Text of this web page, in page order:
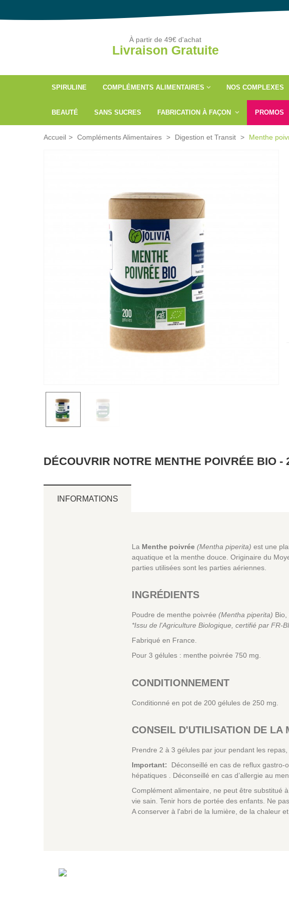
À partir de 49€ d'achat
Livraison Gratuite
SPIRULINE COMPLÉMENTS ALIMENTAIRES NOS COMPLEXES
BEAUTÉ SANS SUCRES FABRICATION À FAÇON PROMOS
Accueil > Compléments Alimentaires > Digestion et Transit > Menthe
DÉCOUVRIR NOTRE MENTHE POIVRÉE BIO -
INFORMATIONS
La Menthe poivrée (Mentha piperita) est une
aquatique et la menthe douce. Originaire du
parties utilisées sont les parties aériennes.
INGRÉDIENTS
Poudre de menthe poivrée (Mentha piperita) Bio,
*Issu de l'Agriculture Biologique, certifié par FR-
Fabriqué en France.
Pour 3 gélules : menthe poivrée 750 mg.
CONDITIONNEMENT
Conditionné en pot de 200 gélules de 250 mg.
CONSEIL D'UTILISATION DE LA
Prendre 2 à 3 gélules par jour pendant les
Important: Déconseillé en cas de reflux gastro-
hépatiques . Déconseillé en cas d’allergie au
Complément alimentaire, ne peut être substitué
vie sain. Tenir hors de portée des enfants. Ne
A conserver à l'abri de la lumière, de la chaleur et